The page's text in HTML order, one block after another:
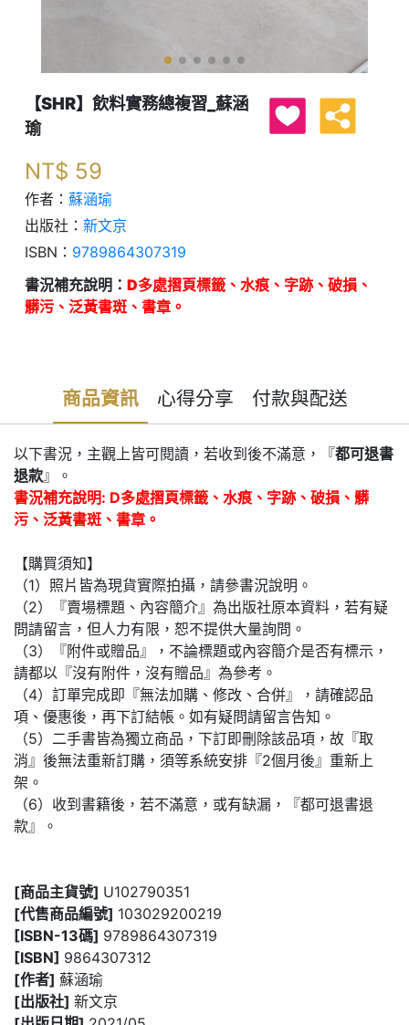
【SHR】飲料實務總複習_蘇涵
瑜
NT$ 59
作者： 蘇涵瑜
出版社： 新文京
ISBN： 9789864307319
書況補充說明： D多處摺頁標籤、水痕、字跡、破損、
髒污、泛黃書斑、書章。
商品資訊 心得分享 付款與配送
以下書況，主觀上皆可閱讀，若收到後不滿意，『都可退書
退款』。
書況補充說明: D多處摺頁標籤、水痕、字跡、破損、髒
污、泛黃書斑、書章。
【購買須知】
（1）照片皆為現貨實際拍攝，請參書況說明。
（2）『賣場標題、內容簡介』為出版社原本資料，若有疑
問請留言，但人力有限，恕不提供大量詢問。
（3）『附件或贈品』，不論標題或內容簡介是否有標示，
請都以『沒有附件，沒有贈品』為參考。
（4）訂單完成即『無法加購、修改、合併』，請確認品
項、優惠後，再下訂結帳。如有疑問請留言告知。
（5）二手書皆為獨立商品，下訂即刪除該品項，故『取
消』後無法重新訂購，須等系統安排『2個月後』重新上
架。
（6）收到書籍後，若不滿意，或有缺漏，『都可退書退
款』。
[商品主貨號] U102790351
[代售商品編號] 103029200219
[ISBN-13碼] 9789864307319
[ISBN] 9864307312
[作者] 蘇涵瑜
[出版社] 新文京